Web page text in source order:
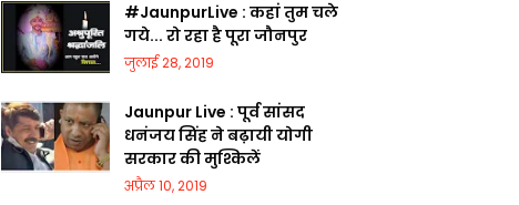
#JaunpurLive : कहां तुम चले
गये... रो रहा है पूरा जौनपुर
जुलाई 28, 2019
Jaunpur Live : पूर्व सांसद
धनंजय सिंह ने बढ़ायी योगी
सरकार की मुश्किलें
अप्रैल 10, 2019